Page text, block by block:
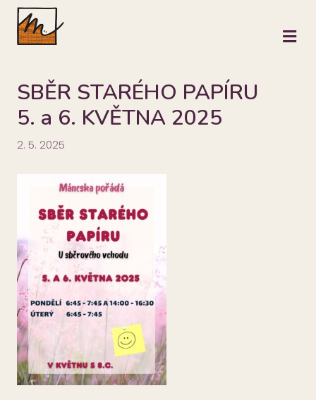
SBĚR STARÉHO PAPÍRU
5. a 6. KVĚTNA 2025
2. 5. 2025